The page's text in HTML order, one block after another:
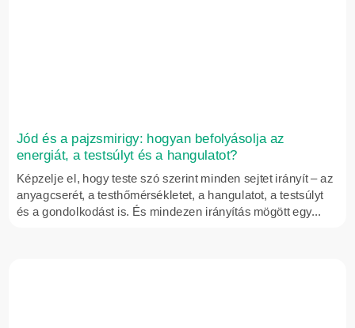
Jód és a pajzsmirigy: hogyan befolyásolja az
energiát, a testsúlyt és a hangulatot?
Képzelje el, hogy teste szó szerint minden sejtet irányít – az
anyagcserét, a testhőmérsékletet, a hangulatot, a testsúlyt
és a gondolkodást is. És mindezen irányítás mögött egy...